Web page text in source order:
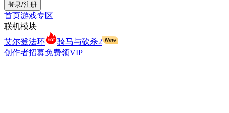
登录/注册
首页游戏专区
联机模块
艾尔登法环
骑马与砍杀2
创作者招募免费领VIP